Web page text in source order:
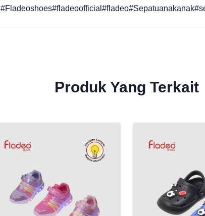
Produk Yang Terkait